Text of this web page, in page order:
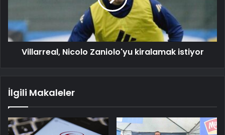
Villarreal, Nicolo Zaniolo'yu kiralamak istiyor
İlgili Makaleler